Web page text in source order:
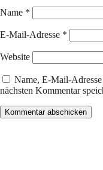
Name *
E-Mail-Adresse *
Website
Name, E-Mail-
nächsten Kommentar